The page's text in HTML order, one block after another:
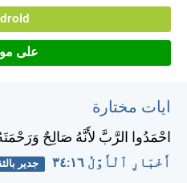
على
ايات مختارة
احْمَدُوا الرَّبَّ لأَنَّهُ صَالِحٌ
أَخْبَارِ ٱلْأَوَّلُ ١٦:‏٣٤ جدير